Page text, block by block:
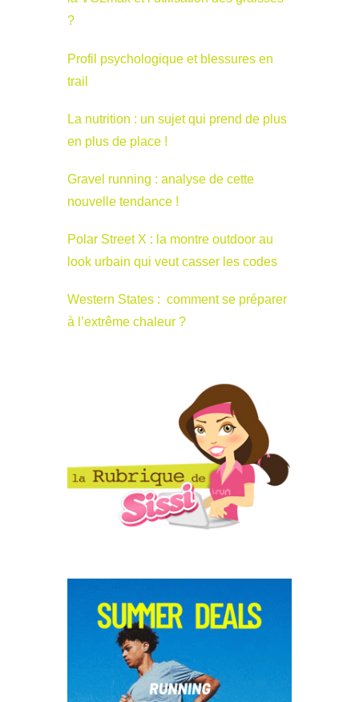
?
Profil psychologique et blessures en
trail
La nutrition : un sujet qui prend de plus
en plus de place !
Gravel running : analyse de cette
nouvelle tendance !
Polar Street X : la montre outdoor au
look urbain qui veut casser les codes
Western States : comment se préparer
à l’extrême chaleur ?